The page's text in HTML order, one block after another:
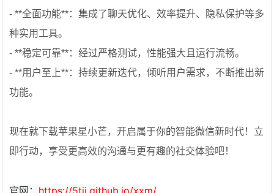
- **全面功能**：集成了聊天优化、效率提升、隐私保护等多
种实用工具。
- **稳定可靠**：经过严格测试，性能强大且运行流畅。
- **用户至上**：持续更新迭代，倾听用户需求，不断推出新
功能。
现在就下载苹果星小芒，开启属于你的智能微信新时代！立
即行动，享受更高效的沟通与更有趣的社交体验吧！
官网： https://5tii.github.io/xxm/